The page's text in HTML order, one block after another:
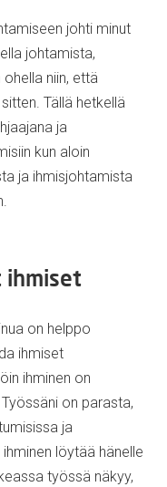
johti minut
johtamista,
niin, että
Tällä hetkellä
ja
kun aloin
ja ihmisjohtamista
ihmiset
on helppo
ihmiset
ihminen on
on parasta,
ja
löytää hänelle
työssä näkyy,